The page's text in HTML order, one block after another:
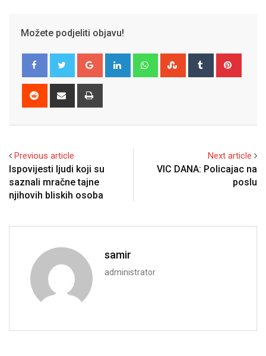
Možete podjeliti objavu!
Google+ LinkedIn WhatsappStumbleUpon
Tumblr
Reddit
Share
Previous article
Ispovijesti ljudi koji su
saznali mračne tajne
njihovih bliskih osoba
Next article
VIC DANA: Policajac na
poslu
samir
administrator